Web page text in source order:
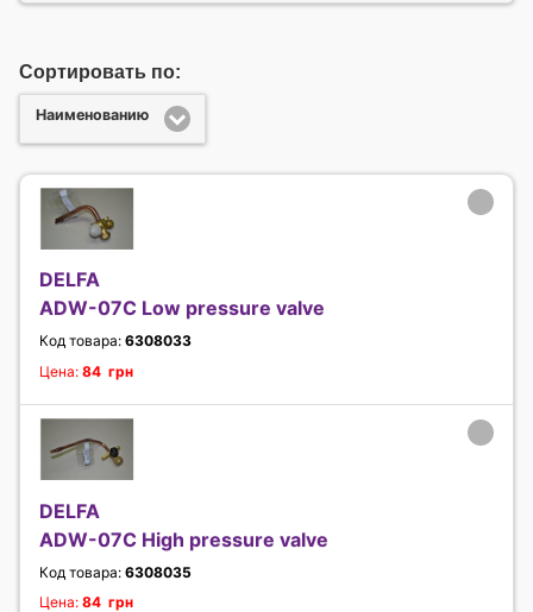
Сортировать по:
Наименованию
DELFA
ADW-07C Low pressure valve
Код товара: 6308033
Цена: 84 грн
DELFA
ADW-07C High pressure valve
Код товара: 6308035
Цена: 84 грн